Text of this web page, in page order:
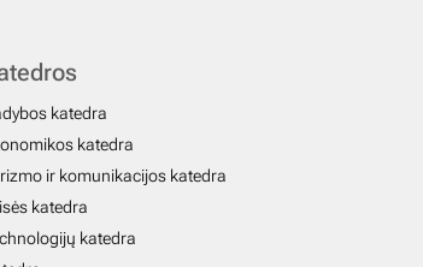
katedra
katedra
ir komunikacijos katedra
katedra
katedra